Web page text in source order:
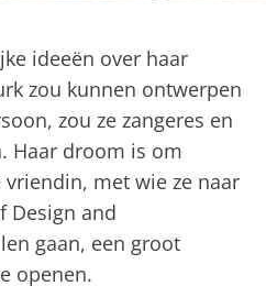
ideeën over haar
zou kunnen ontwerpen
zou ze zangeres en
Haar droom is om
met wie ze naar
Design and
gaan, een groot
openen.